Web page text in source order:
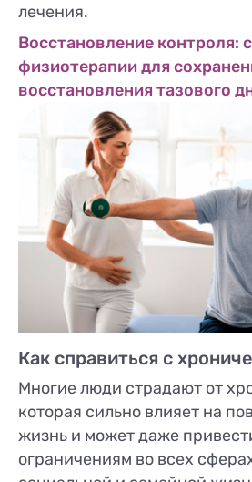
лечения.
Восстановление контроля:
физиотерапии для
восстановления тазового
Как справиться с
Многие люди страдают от
которая сильно влияет на
жизнь и может даже
ограничениям во всех